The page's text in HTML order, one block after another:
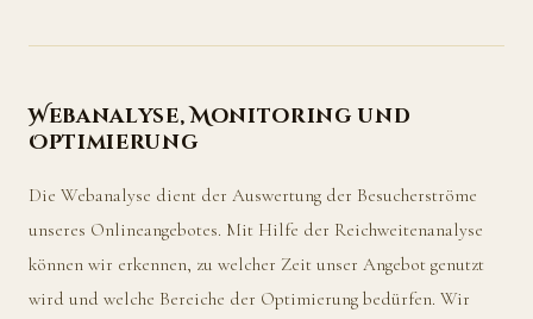
Webanalyse, Monitoring und
Optimierung
Die Webanalyse dient der Auswertung der Besucherströme
unseres Onlineangebotes. Mit Hilfe der Reichweitenanalyse
können wir erkennen, zu welcher Zeit unser Angebot genutzt
wird und welche Bereiche der Optimierung bedürfen. Wir